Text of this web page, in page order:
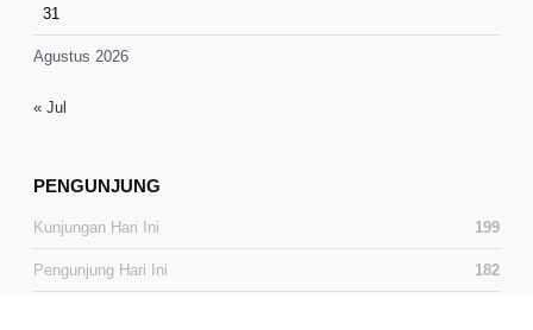
Agustus 2026
31
« Jul
PENGUNJUNG
Kunjungan Hari Ini 199
Pengunjung Hari Ini 182